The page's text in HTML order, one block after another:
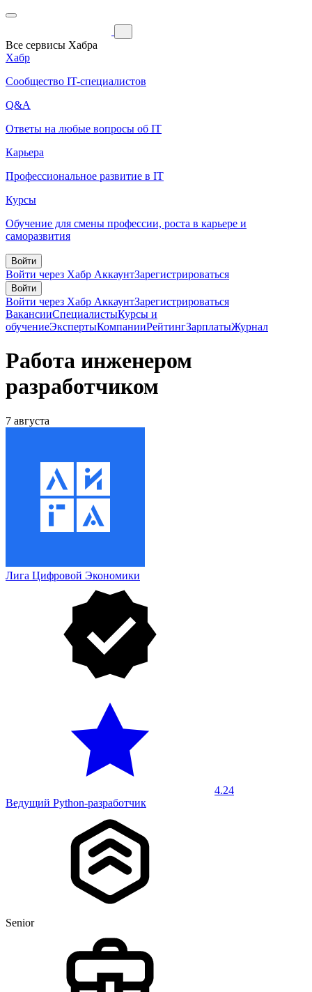
Все сервисы Хабра
Хабр
Сообщество IT-специалистов
Q&A
Ответы на любые вопросы об IT
Карьера
Профессиональное развитие в IT
Курсы
Обучение для смены профессии, роста в карьере и
саморазвития
Войти
Войти через Хабр АккаунтЗарегистрироваться
Войти
Войти через Хабр АккаунтЗарегистрироваться
ВакансииСпециалистыКурсы и
обучениеЭкспертыКомпанииРейтингЗарплатыЖурнал
Работа инженером
разработчиком
7 августа
Лига Цифровой Экономики
4.24
Ведущий Python-разработчик
Senior